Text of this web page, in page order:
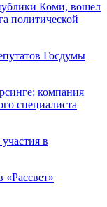
Коми, вошел
политической
Госдумы
компания
специалиста
в
«Рассвет»